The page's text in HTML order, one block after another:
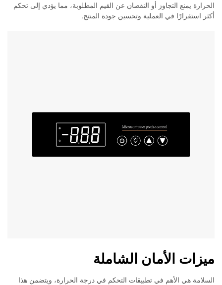
الحرارة يمنع التجاوز أو النقصان عن القيم المطلوبة، مما يؤدي إلى تحكم
أكثر استقرارًا في العملية وتحسين جودة المنتج.
ميزات الأمان الشاملة
السلامة هي الأهم في تطبيقات التحكم في درجة الحرارة، ويتضمن هذا